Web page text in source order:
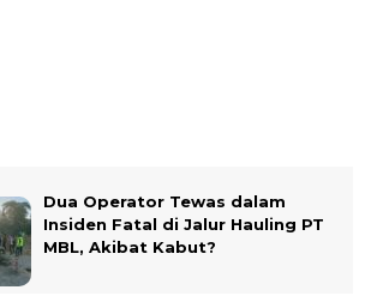
Dua Operator Tewas dalam
Insiden Fatal di Jalur Hauling PT
MBL, Akibat Kabut?